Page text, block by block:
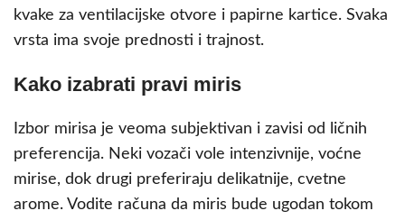
kvake za ventilacijske otvore i papirne kartice. Svaka
vrsta ima svoje prednosti i trajnost.
Kako izabrati pravi miris
Izbor mirisa je veoma subjektivan i zavisi od ličnih
preferencija. Neki vozači vole intenzivnije, voćne
mirise, dok drugi preferiraju delikatnije, cvetne
arome. Vodite računa da miris bude ugodan tokom